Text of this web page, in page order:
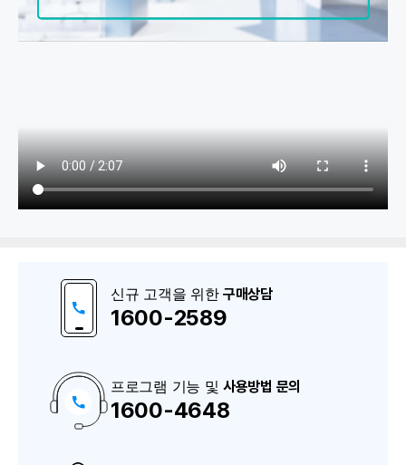
로트/시리얼번호 내역
생산품목, 공정등록, 공정외주처
공정관리, BOM, BOM 역전개
구
매
신규 고객을 위한 구매상담
1600-2589
프로그램 기능 및 사용방법 문의
1600-4648